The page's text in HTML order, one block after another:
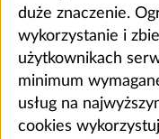
duże znaczenie.
wykorzystanie i
użytkownikach
minimum
usług na
cookies